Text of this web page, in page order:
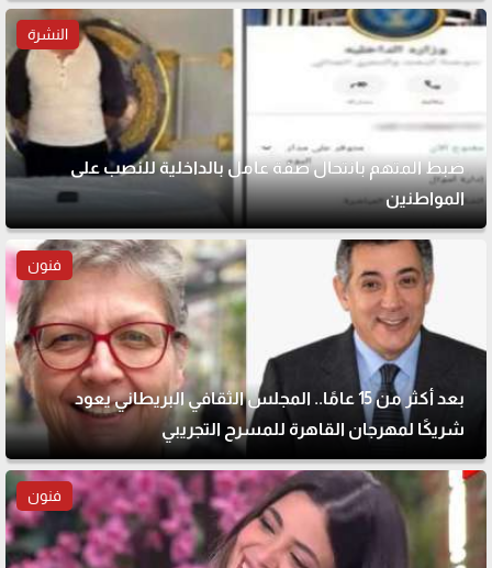
النشرة
ضبط المتهم بانتحال صفة عامل بالداخلية للنصب على
المواطنين
فنون
بعد أكثر من 15 عامًا.. المجلس الثقافي البريطاني يعود
شريكًا لمهرجان القاهرة للمسرح التجريبي
فنون